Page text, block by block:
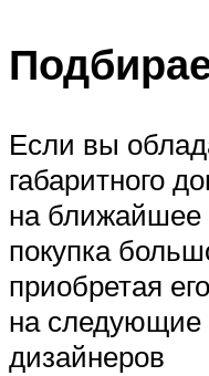
Если вы
габаритного
на ближайшее
покупка
приобретая
на следующие
дизайнеров